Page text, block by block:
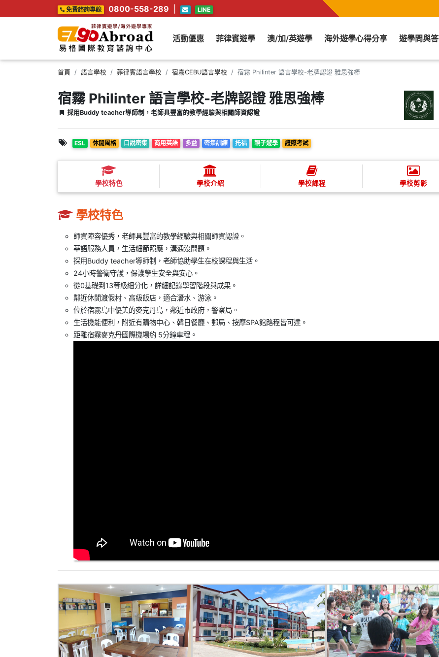
免費諮詢專線 0800-558-289 LINE
活動優惠 菲律賓遊學 澳/加/英遊學 海外遊學心得分享 遊學問與答
首頁 語言學校 菲律賓語言學校 宿霧CEBU語言學校 宿霧 Philinter 語言學校-老牌認證 雅思強棒
宿霧 Philinter 語言學校-老牌認證 雅思強棒
採用Buddy teacher導師制，老師具豐富的教學經驗與相關師資認證
ESL 休閒風格 口說密集 商用英語 多益 密集訓練 托福 親子遊學 證照考試
學校特色 學校介紹 學校課程 學校剪影
學校特色
師資陣容優秀，老師具豐富的教學經驗與相關師資認證。
華語服務人員，生活細節照應，溝通沒問題。
採用Buddy teacher導師制，老師協助學生在校課程與生活。
24小時警衛守護，保護學生安全與安心。
從0基礎到13等級細分化，詳細記錄學習階段與成果。
鄰近休閒渡假村、高級飯店，適合潛水、游泳。
位於宿霧島中優美的麥克丹島，鄰近市政府，警察局。
生活機能便利，附近有購物中心、韓日餐廳、郵局、按摩SPA館路程皆可達。
距離宿霧麥克丹國際機場約 5分鐘車程。
海外遊學心得分享 海外遊學心得分享 菲律賓遊學 吃喝玩樂 實用文章 海外遊學心得分享